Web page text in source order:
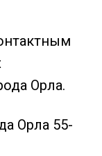
Орла.
Орла 55-